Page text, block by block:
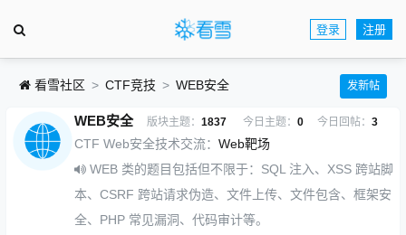
登录 注册
看雪社区 CTF竞技 WEB安全 发新帖
WEB安全 版块主题： 1837 今日主题： 0 今日回帖： 3
CTF Web安全技术交流： Web靶场
WEB 类的题目包括但不限于：SQL 注入、XSS 跨站脚
本、CSRF 跨站请求伪造、文件上传、文件包含、框架安
全、PHP 常见漏洞、代码审计等。